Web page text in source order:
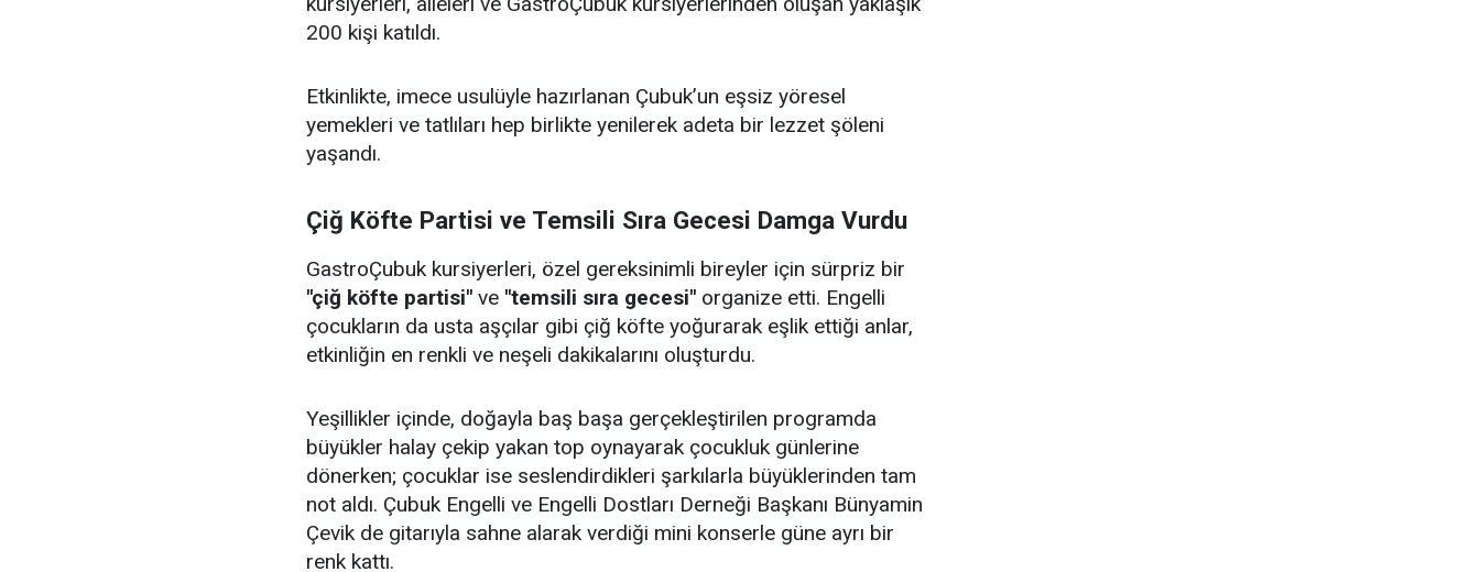
200 kişi katıldı.
Etkinlikte, imece usulüyle hazırlanan Çubuk’un eşsiz yöresel
yemekleri ve tatlıları hep birlikte yenilerek adeta bir lezzet şöleni
yaşandı.
Çiğ Köfte Partisi ve Temsili Sıra Gecesi Damga Vurdu
GastroÇubuk kursiyerleri, özel gereksinimli bireyler için sürpriz bir
"çiğ köfte partisi" ve "temsili sıra gecesi" organize etti. Engelli
çocukların da usta aşçılar gibi çiğ köfte yoğurarak eşlik ettiği anlar,
etkinliğin en renkli ve neşeli dakikalarını oluşturdu.
Yeşillikler içinde, doğayla baş başa gerçekleştirilen programda
büyükler halay çekip yakan top oynayarak çocukluk günlerine
dönerken; çocuklar ise seslendirdikleri şarkılarla büyüklerinden tam
not aldı. Çubuk Engelli ve Engelli Dostları Derneği Başkanı Bünyamin
Çevik de gitarıyla sahne alarak verdiği mini konserle güne ayrı bir
renk kattı.